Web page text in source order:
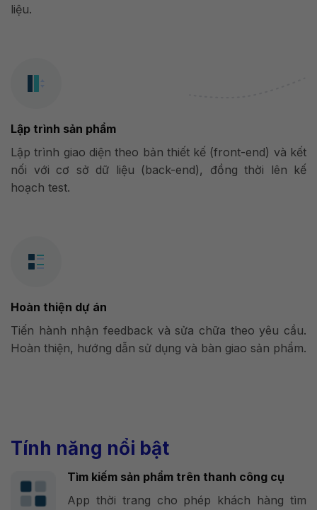
liệu.
Lập trình sản phẩm
Lập trình giao diện theo bản thiết kế (front-end) và kết
nối với cơ sở dữ liệu (back-end), đồng thời lên kế
hoạch test.
Hoàn thiện dự án
Tiến hành nhận feedback và sửa chữa theo yêu cầu.
Hoàn thiện, hướng dẫn sử dụng và bàn giao sản phẩm.
Tính năng nổi bật
Tìm kiếm sản phẩm trên thanh công cụ
App thời trang cho phép khách hàng tìm